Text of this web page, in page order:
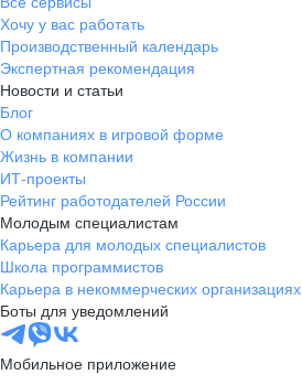
Хочу у вас работать
Производственный календарь
Экспертная рекомендация
Новости и статьи
Блог
О компаниях в игровой форме
Жизнь в компании
ИТ-проекты
Рейтинг работодателей России
Молодым специалистам
Карьера для молодых специалистов
Школа программистов
Карьера в некоммерческих организациях
Боты для уведомлений
Мобильное приложение